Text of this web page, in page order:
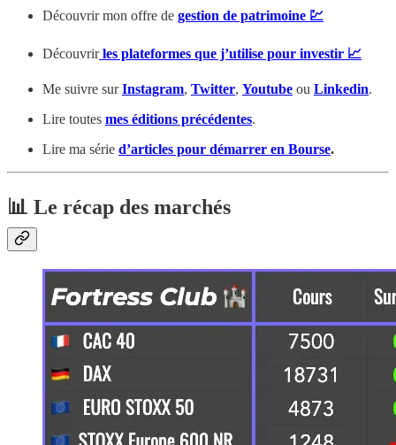
Découvrir mon offre de gestion de patrimoine 💹
Découvrirles plateformes que j’utilise pour investir 📈
Me suivre surInstagram, Twitter, Youtube ou Linkedin.
Lire toutes mes éditions précédentes.
Lire ma série d’articles pour démarrer en Bourse.
📊 Le récap des marchés